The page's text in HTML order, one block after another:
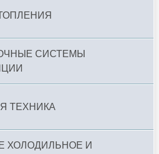
СИСТЕМЫ
ТЕХНИКА
ХОЛОДИЛЬНОЕ И